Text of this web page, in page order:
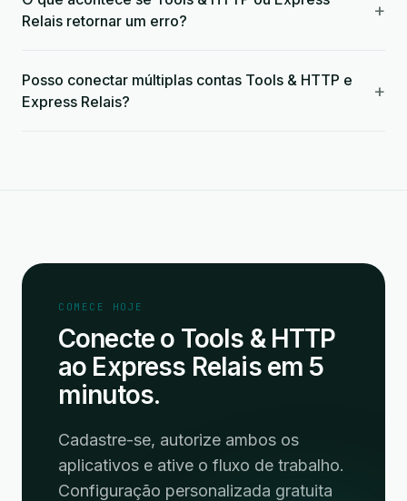
Relais retornar um erro?
+
Posso conectar múltiplas contas Tools & HTTP e
Express Relais?
+
COMECE HOJE
Conecte o Tools & HTTP
ao Express Relais em 5
minutos.
Cadastre-se, autorize ambos os
aplicativos e ative o fluxo de trabalho.
Configuração personalizada gratuita